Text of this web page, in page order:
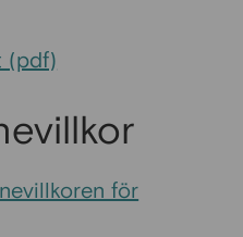
(pdf)
för